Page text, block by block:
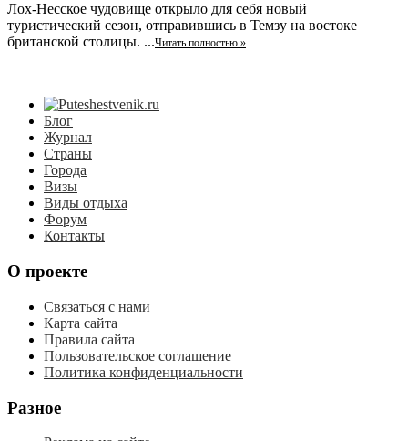
Лох-Несское чудовище открыло для себя новый
туристический сезон, отправившись в Темзу на востоке
британской столицы. ...Читать полностью »
Блог
Журнал
Страны
Города
Визы
Виды отдыха
Форум
Контакты
О проекте
Связаться с нами
Карта сайта
Правила сайта
Пользовательское соглашение
Политика конфиденциальности
Разное